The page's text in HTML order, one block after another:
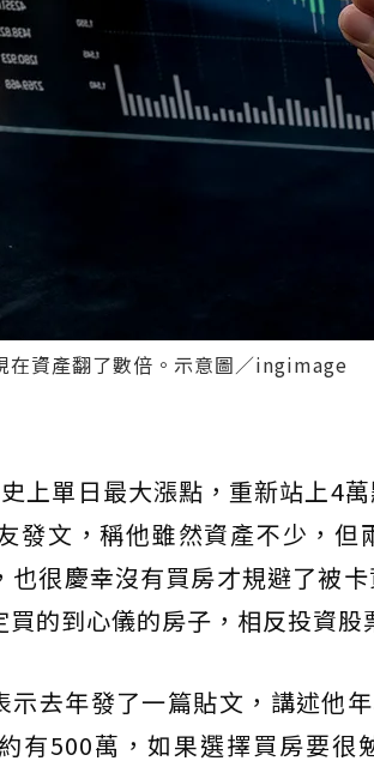
在資產翻了數倍。示意圖／ingimage
上單日最大漲點，重新站上4
發文，稱他雖然資產不少，但
也很慶幸沒有買房才規避了被
的到心儀的房子，相反投資股
示去年發了一篇貼文，講述他
有500萬，如果選擇買房要很